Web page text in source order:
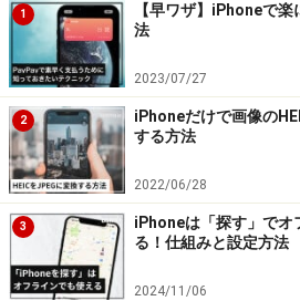
1
【早ワザ】iPhoneで
法
2023/07/27
2
iPhoneだけで画像の
する方法
2022/06/28
3
iPhoneは「探す」でオ
る！仕組みと設定方法
2024/11/06